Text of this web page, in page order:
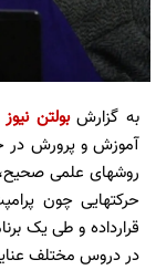
به گزارشبولتن نیوز
آموزش و پرورش در
روشهای علمی صحیح،
حرکتهایی چون
قرارداده و طی یک
در دروس مختلف